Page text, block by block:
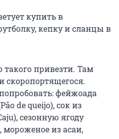
купить в
кепку и сланцы в
такого привезти. Там
скоропортящегося.
фейжоада
de queijo), сок из
сезонную ягоду
мороженое из асаи,